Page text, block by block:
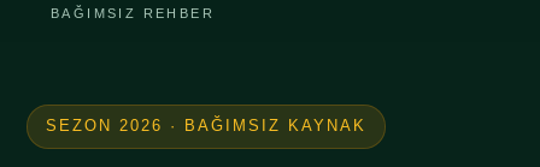
BAĞIMSIZ REHBER
SEZON 2026 · BAĞIMSIZ KAYNAK